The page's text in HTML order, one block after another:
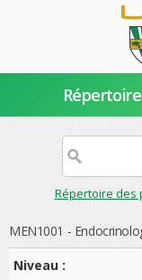
Répertoire des
MEN1001 -
Niveau :